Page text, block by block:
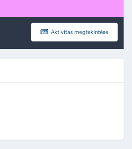
Aktivitás megtekintése